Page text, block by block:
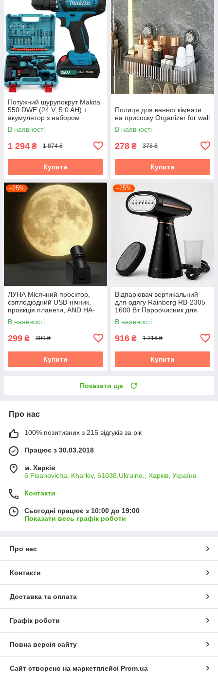
Потужний шурупокрут Makita
550 DWE (24 V, 5.0 AH) +
акумулятор з набором
інструментів "Макіта"
В наявності
1 294 ₴ 1 874 ₴
Купити
Полиця для ванної кімнати
на присоску Organizer for wall
В наявності
278 ₴ 378 ₴
Купити
–25%
ЛУНА Місячний проєктор,
світлодіодний USB-нічник,
проєкція планети, AND HA-
126
В наявності
299 ₴ 399 ₴
Купити
–25%
Відпарювач вертикальний
для одягу Rainberg RB-2305
1600 Вт Пароочисник для
штор і постільної білизни
В наявності
916 ₴ 1 216 ₴
Купити
Показати ще
Про нас
100% позитивних з 215 відгуків за рік
Працює з 30.03.2018
м. Харків
6 Fisanovicha, Kharkiv, 61038,Ukraine., Харків, Україна
Контакти
Сьогодні працює з 10:00 до 19:00
Показати весь графік роботи
Про нас
Контакти
Доставка та оплата
Графік роботи
Повна версія сайту
Сайт створено на маркетплейсі Prom.ua